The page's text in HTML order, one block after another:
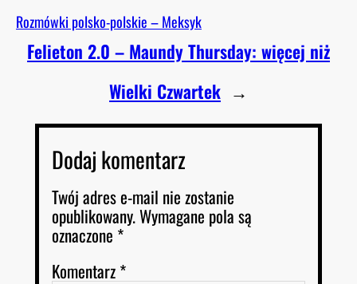
Rozmówki polsko-polskie – Meksyk
Felieton 2.0 – Maundy Thursday: więcej niż
Wielki Czwartek →
Dodaj komentarz
Twój adres e-mail nie zostanie
opublikowany.Wymagane pola są
oznaczone *
Komentarz*